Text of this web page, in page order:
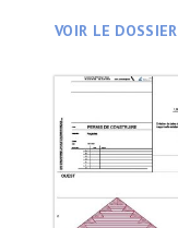
VOIR LE DOSSIER